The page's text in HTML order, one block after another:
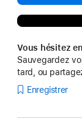
Vous hésitez
Sauvegardez
tard, ou
Enregistrer